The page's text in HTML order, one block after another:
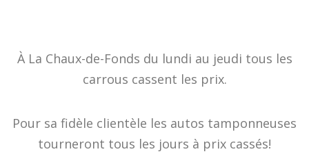
À La Chaux-de-Fonds du lundi au jeudi tous les
carrous cassent les prix.
Pour sa fidèle clientèle les autos tamponneuses
tourneront tous les jours à prix cassés!